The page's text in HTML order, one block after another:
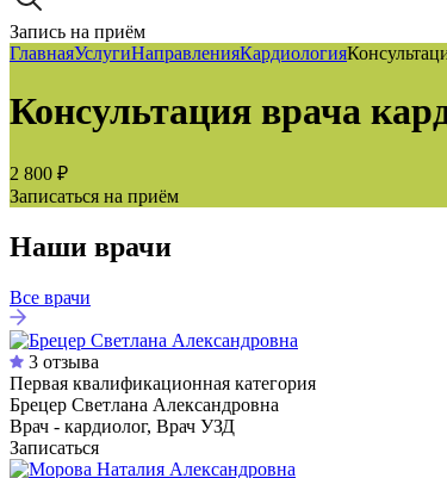
Запись на приём
ГлавнаяУслугиНаправленияКардиология
Консультация врача
2 800 ₽
Записаться на приём
Наши врачи
Все врачи
3 отзыва
Первая квалификационная категория
Брецер Светлана Александровна
Врач - кардиолог, Врач УЗД
Записаться